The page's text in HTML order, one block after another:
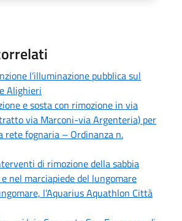
l’illuminazione pubblica sul
Alighieri
e sosta con rimozione in via
via Marconi-via Argenteria) per
rete fognaria – Ordinanza n.
di rimozione della sabbia
nel marciapiede del lungomare
l’Aquarius Aquathlon Città